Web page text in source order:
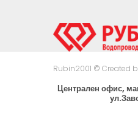
Rubin2001 © Created
Централен офис,